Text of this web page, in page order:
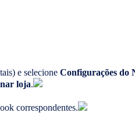
e selecione Configurações do
loja.
correspondentes.